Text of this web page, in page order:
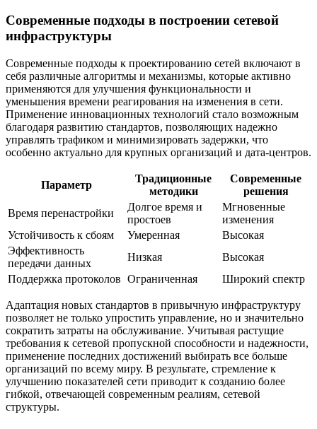
Современные подходы в построении сетевой
инфраструктуры
Современные подходы к проектированию сетей включают в
себя различные алгоритмы и механизмы, которые активно
применяются для улучшения функциональности и
уменьшения времени реагирования на изменения в сети.
Применение инновационных технологий стало возможным
благодаря развитию стандартов, позволяющих надежно
управлять трафиком и минимизировать задержки, что
особенно актуально для крупных организаций и дата-центров.
Параметр
Традиционные
методики
Современные
решения
Время перенастройки
Долгое время и
простоев
Мгновенные
изменения
Устойчивость к сбоям
Умеренная
Высокая
Эффективность
передачи данных
Низкая
Высокая
Поддержка протоколов Ограниченная Широкий спектр
Адаптация новых стандартов в привычную инфраструктуру
позволяет не только упростить управление, но и значительно
сократить затраты на обслуживание. Учитывая растущие
требования к сетевой пропускной способности и надежности,
применение последних достижений выбирать все больше
организаций по всему миру. В результате, стремление к
улучшению показателей сети приводит к созданию более
гибкой, отвечающей современным реалиям, сетевой
структуры.